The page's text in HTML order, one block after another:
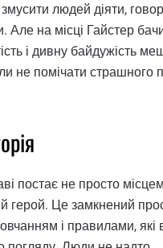
людей діяти,
Але на місці Гайстер
і дивну байдужість
не помічати страшного
постає не просто
герой. Це замкнений
і правилами, які